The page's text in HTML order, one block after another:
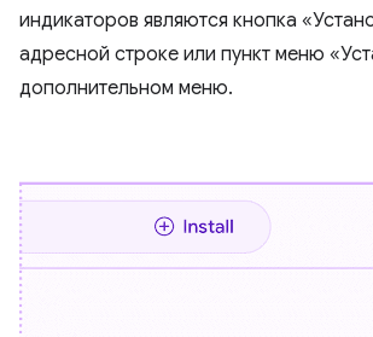
индикаторов являются кнопка
адресной строке или пункт меню
дополнительном меню.